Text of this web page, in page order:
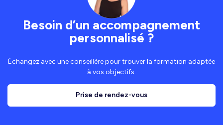
Besoin d’un accompagnement
personnalisé ?
Échangez avec une conseillère pour trouver la formation adaptée
à vos objectifs.
Prise de rendez-vous